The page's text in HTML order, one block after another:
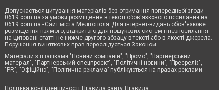
Допускається цитування матеріалів без отримання попередньої згоди
0619.com.ua за умови розміщення в тексті обов'язкового посилання на
0619.com.ua - Сайт міста Мелітополя. Для інтернет-видань обов'язкове
розміщення прямого, відкритого для пошукових систем гіперпосилання
на цитовані статті не нижче другого абзацу в тексті або в якості джерела.
Порушення виняткових прав переслідується Законом.
Матеріали з плашками "Новини компаній", "Промо", "Партнерський
матеріал", "Партнерський спецпроєкт", "Політичні новини", "Пресреліз",
"PR", "Офіційно", "Політична реклама" публікуються на правах реклами.
Політика конфіденційності Правила сайту Правила